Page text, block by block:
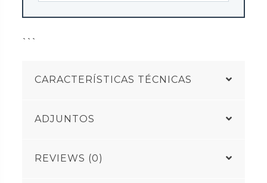
```
CARACTERÍSTICAS TÉCNICAS
ADJUNTOS
REVIEWS (0)